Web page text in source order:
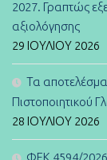
2027. Γραπτώς
αξιολόγησης
29 ΙΟΥΛΊΟΥ 2026
Τα
Πιστοποιητικού
28 ΙΟΥΛΊΟΥ 2026